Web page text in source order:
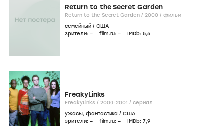
Return to the Secret Garden
Return to the Secret Garden / 2000 / фильм
семейный / США
зрители: – film.ru: – IMDb: 5,5
FreakyLinks
FreakyLinks / 2000-2001 / сериал
ужасы, фантастика / США
зрители: – film.ru: – IMDb: 7,9